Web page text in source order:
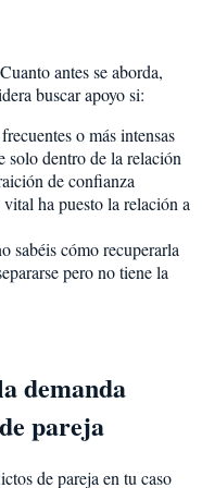
antes se aborda,
buscar apoyo si:
o más intensas
solo dentro de la relación
de confianza
ha puesto la relación a
sabéis cómo recuperarla
pero no tiene la
demanda
pareja
de pareja en tu caso